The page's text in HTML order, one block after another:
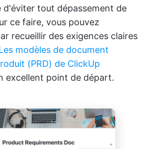
d'éviter tout dépassement de
ce faire, vous pouvez
recueillir des exigences claires
modèles de document
(PRD) de ClickUp
excellent point de départ.